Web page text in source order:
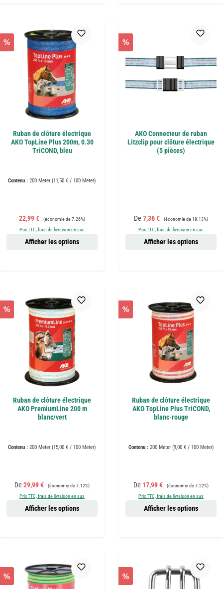
%
Ruban de clôture électrique
AKO TopLine Plus 200m, 0.30
TriCOND, bleu
Contenu : 200 Meter (11,50 € / 100 Meter)
Prix de vente :
22,99 € Prix régulier :
(économie de 7.26%)
Prix TTC, frais de livraison en sus
Afficher les options
%
AKO Connecteur de ruban
Litzclip pour clôture électrique
(5 pièces)
Prix de vente :
De 7,36 € Prix régulier :
(économie de 18.13%)
Prix TTC, frais de livraison en sus
Afficher les options
%
Ruban de clôture électrique
AKO PremiumLine 200 m
blanc/vert
Contenu : 200 Meter (15,00 € / 100 Meter)
Prix de vente :
De 29,99 € Prix régulier :
(économie de 7.12%)
Prix TTC, frais de livraison en sus
Afficher les options
%
Ruban de clôture électrique
AKO TopLine Plus TriCOND,
blanc-rouge
Contenu : 200 Meter (9,00 € / 100 Meter)
Prix de vente :
De 17,99 € Prix régulier :
(économie de 7.22%)
Prix TTC, frais de livraison en sus
Afficher les options
% %